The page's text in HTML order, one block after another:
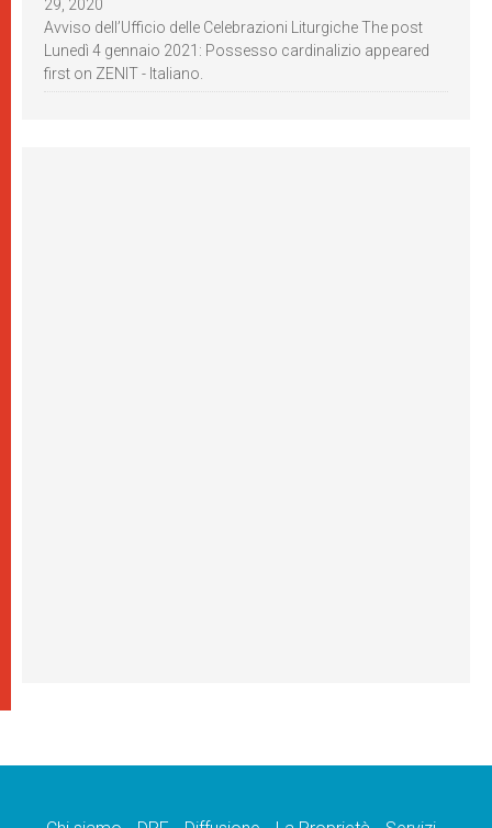
29, 2020
Avviso dell’Ufficio delle Celebrazioni Liturgiche The post
Lunedì 4 gennaio 2021: Possesso cardinalizio appeared
first on ZENIT - Italiano.